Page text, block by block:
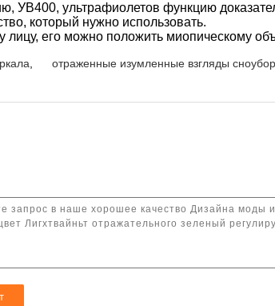
УВ400, ультрафиолетов функцию
который нужно использовать.
лицу, его можно положить миопическому
отраженные изумленные взгляды